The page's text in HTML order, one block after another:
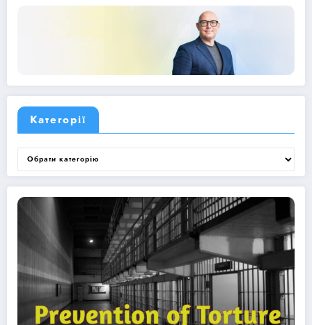
Категорії
Категорії